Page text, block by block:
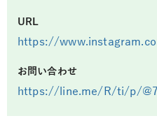
URL
https://
お問い合わせ
https://line.me/R/ti/p/